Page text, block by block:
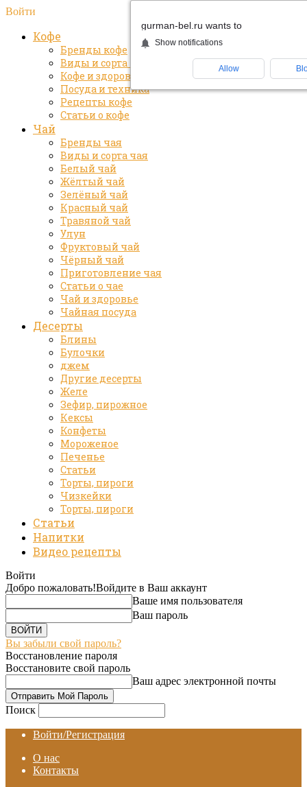
Войти
Кофе
Бренды кофе
Виды и сорта кофе
Кофе и здоровье
Посуда и техника
Рецепты кофе
Статьи о кофе
Чай
Бренды чая
Виды и сорта чая
Белый чай
Жёлтый чай
Зелёный чай
Красный чай
Травяной чай
Улун
Фруктовый чай
Чёрный чай
Приготовление чая
Статьи о чае
Чай и здоровье
Чайная посуда
Десерты
Блины
Булочки
джем
Другие десерты
Желе
Зефир, пирожное
Кексы
Конфеты
Мороженое
Печенье
Статьи
Торты, пироги
Чизкейки
Торты, пироги
Статьи
Напитки
Видео рецепты
Войти
Добро пожаловать!Войдите в Ваш аккаунт
Ваше имя пользователя
Ваш пароль
Вы забыли свой пароль?
Восстановление пароля
Восстановите свой пароль
Ваш адрес электронной почты
Поиск
Войти/Регистрация
О нас
Контакты
gurman-bel.ru wants to
Show notifications
Allow